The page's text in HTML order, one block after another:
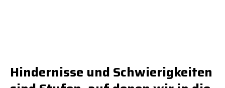
Hindernisse und Schwierigkeiten